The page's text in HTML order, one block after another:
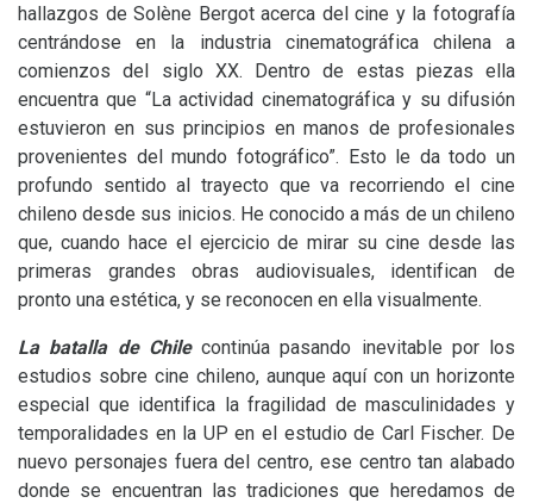
hallazgos de Solène Bergot acerca del cine y la fotografía
centrándose en la industria cinematográfica chilena a
comienzos del siglo XX. Dentro de estas piezas ella
encuentra que “La actividad cinematográfica y su difusión
estuvieron en sus principios en manos de profesionales
provenientes del mundo fotográfico”. Esto le da todo un
profundo sentido al trayecto que va recorriendo el cine
chileno desde sus inicios. He conocido a más de un chileno
que, cuando hace el ejercicio de mirar su cine desde las
primeras grandes obras audiovisuales, identifican de
pronto una estética, y se reconocen en ella visualmente.
La batalla de Chilecontinúa pasando inevitable por los
estudios sobre cine chileno, aunque aquí con un horizonte
especial que identifica la fragilidad de masculinidades y
temporalidades en la UP en el estudio de Carl Fischer. De
nuevo personajes fuera del centro, ese centro tan alabado
donde se encuentran las tradiciones que heredamos de